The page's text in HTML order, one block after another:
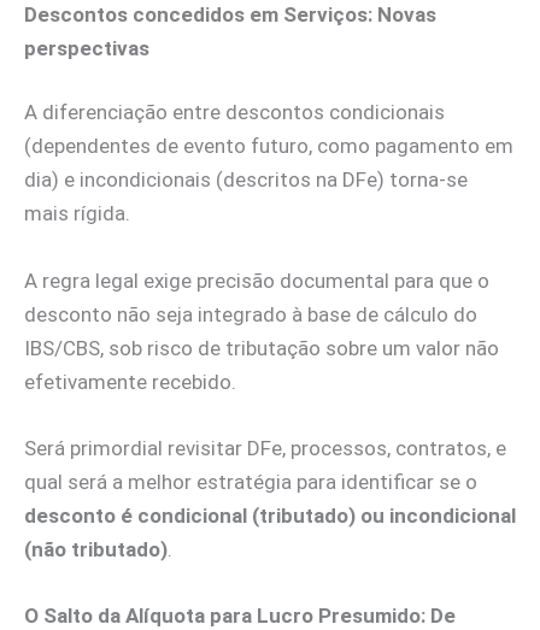
Descontos concedidos em Serviços: Novas
perspectivas
A diferenciação entre descontos condicionais
(dependentes de evento futuro, como pagamento em
dia) e incondicionais (descritos na DFe) torna-se
mais rígida.
A regra legal exige precisão documental para que o
desconto não seja integrado à base de cálculo do
IBS/CBS, sob risco de tributação sobre um valor não
efetivamente recebido.
Será primordial revisitar DFe, processos, contratos, e
qual será a melhor estratégia para identificar se o
desconto é condicional (tributado) ou incondicional
(não tributado)
O Salto da Alíquota para Lucro Presumido: De